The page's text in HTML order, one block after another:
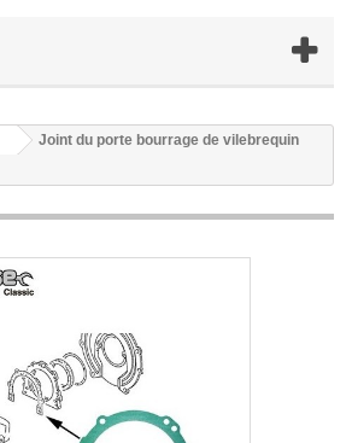
Joint du porte bourrage de vilebrequin